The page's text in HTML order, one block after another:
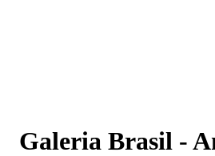
Galeria Brasil -